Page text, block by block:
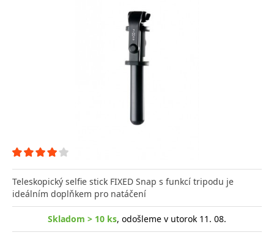
Teleskopický selfie stick FIXED Snap s funkcí tripodu je
ideálním doplňkem pro natáčení
Skladom > 10 ks, odošleme v utorok 11. 08.